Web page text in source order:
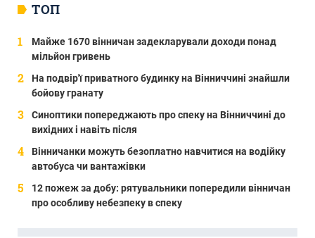
ТОП
Майже 1670 вінничан задекларували доходи понад
мільйон гривень
На подвір'ї приватного будинку на Вінниччині знайшли
бойову гранату
Синоптики попереджають про спеку на Вінниччині до
вихідних і навіть після
Вінничанки можуть безоплатно навчитися на водійку
автобуса чи вантажівки
12 пожеж за добу: рятувальники попередили вінничан
про особливу небезпеку в спеку